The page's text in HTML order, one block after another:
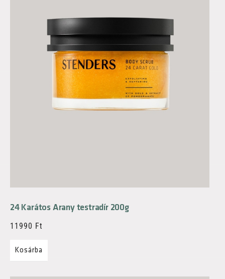
24 Karátos Arany testradír 200g
11990 Ft
Kosárba